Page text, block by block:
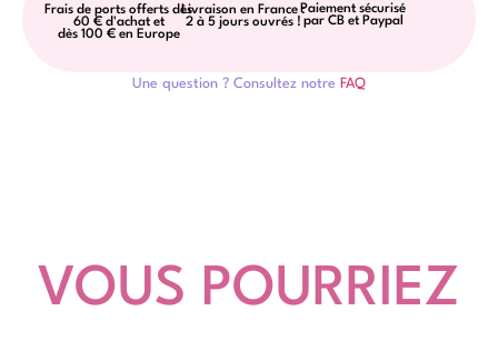
Frais de ports offerts dès
60 € d'achat et
dès 100 € en Europe
Livraison en France :
2 à 5 jours ouvrés !
Paiement sécurisé
par CB et Paypal
Une question ? Consultez notre FAQ
VOUS POURRIEZ